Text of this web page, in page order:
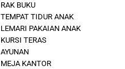
RAK BUKU
TEMPAT TIDUR ANAK
LEMARI PAKAIAN ANAK
KURSI TERAS
AYUNAN
MEJA KANTOR